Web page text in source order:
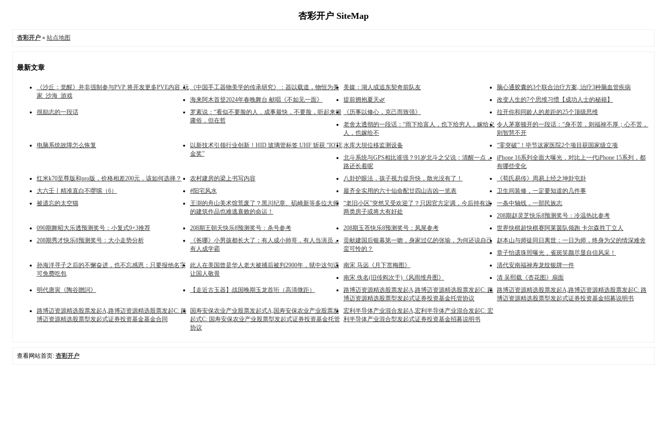
杏彩开户 SiteMap
杏彩开户» 站点地图
最新文章
《沙丘：觉醒》并非强制参与PVP 将开发更多PVE内容_玩
家_沙海_游戏
《中国手工器物美学的传承研究》：器以载道，物恒为美 美媒：湖人或追东契奇前队友
脑心通胶囊的3个联合治疗方案, 治疗3种脑血管疾病
海来阿木首登2024年春晚舞台 献唱《不如见一面》
提前拥抱夏天🌿
改变人生的7个思维习惯【成功人士的秘籍】
很励志的一段话
罗素说：“看似不要脸的人，成事最快，不要脸，听起来很
庸俗，但在哲
《历事以修心，克己而致强》
拉开你和同龄人的差距的25个顶级思维
老舍太透彻的一段话：“雨下给富人，也下给穷人，嫁给义
人，也嫁给不
令人茅塞顿开的一段话：“身不苦，则福禄不厚；心不苦，
则智慧不开
电脑系统故障怎么恢复
以新技术引领行业创新！HID 玻璃管标签 UHF 斩获 “IOTE
金奖”
水库大坝位移监测设备
“零突破”！毕节这家医院2个项目获国家级立项
北斗系统与GPS相比谁强？91岁北斗之父说：清醒一点，
路还长着呢
iPhone 16系列全面大曝光，对比上一代iPhone 15系列，都
有哪些变化
红米k70至尊版和pro版，价格相差200元，该如何选择？
农村建房的梁上书写内容 八卦护眼法，孩子视力提升快，散光没有了！
《荀氏易传》周易上经之坤卦屯卦
大六壬丨精准直白不啰嗦（6）
#阳宅风水 最齐全实用的六十仙命配廿四山吉凶一览表
卫生间装修，一定要知道的几件事
被遗忘的太空猫
王澍的舟山美术馆荒废了？黑川纪章、矶崎新等多位大师
的建筑作品也难逃衰败的命运！
“老旧小区”突然又受欢迎了？只因官方定调，今后持有这
两类房子或将大有好处
一条中轴线，一部民族志
208期赵灵芝快乐8预测奖号：冷温热比参考
090期舞昭大乐透预测奖号：小复式9+3推荐
208期王朝天快乐8预测奖号：杀号参考 208期玉苍快乐8预测奖号：凤尾参考
世界快棋超快棋赛阿莱茵队领跑 卡尔森胜丁立人
208期秀才快乐8预测奖号：大小走势分析
《爸哪》小男孩都长大了：有人成小帅哥，有人当演员，
有人成学霸
贡献建国后银幕第一吻，身家过亿的张瑜，为何还说自己
蛮可怜的？
赵本山与师徒同日离世：一日为师，终身为父的情深难舍
章子怡遗珠照曝光，雀斑笑颜尽显自信风采！
孙海洋寻子之后的不懈奋进，也不忘感恩：只要报他名字
可免费吃包
此人在美国曾是华人老大被捕后被判2900年，狱中这句话
让国人敬畏
南宋 马远《月下赏梅图》
清代安南福禄寿龙纹银牌一件
南宋 佚名(旧传阎次于)《风雨维舟图》
清 吴熙载《杏花图》扇面
明代唐寅《陶谷贈詞》
【走近古玉器】战国晚期玉龙首珩（高清微距）
路博迈资源精选股票发起A,路博迈资源精选股票发起C: 路
博迈资源精选股票型发起式证券投资基金托管协议
路博迈资源精选股票发起A,路博迈资源精选股票发起C: 路
博迈资源精选股票型发起式证券投资基金招募说明书
路博迈资源精选股票发起A,路博迈资源精选股票发起C: 路
博迈资源精选股票型发起式证券投资基金基金合同
国寿安保农业产业股票发起式A,国寿安保农业产业股票发
起式C: 国寿安保农业产业股票型发起式证券投资基金托管
协议
宏利半导体产业混合发起A,宏利半导体产业混合发起C: 宏
利半导体产业混合型发起式证券投资基金招募说明书
查看网站首页: 杏彩开户